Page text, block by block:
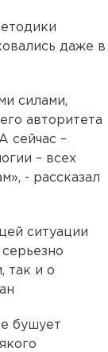
даже в
силами,
авторитета
сейчас –
– всех
- рассказал
ситуации
так и о
бушует